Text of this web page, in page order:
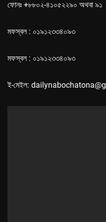
ফোনঃ +৮৮০২-৪১০৫২২৯০ অথবা ৯১
মফস্বল : ০১৯১২৩৩৪০৯৩
মফস্বল : ০১৯১২৩৩৪০৯৩
ই-মেইল: